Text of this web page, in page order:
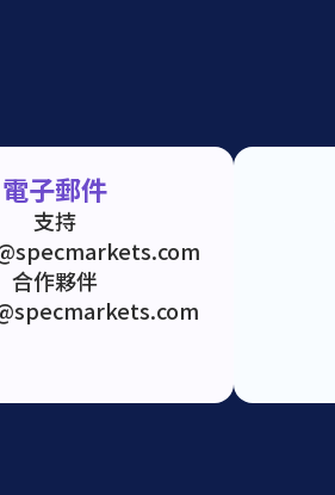
電子郵件
支持
合作夥伴